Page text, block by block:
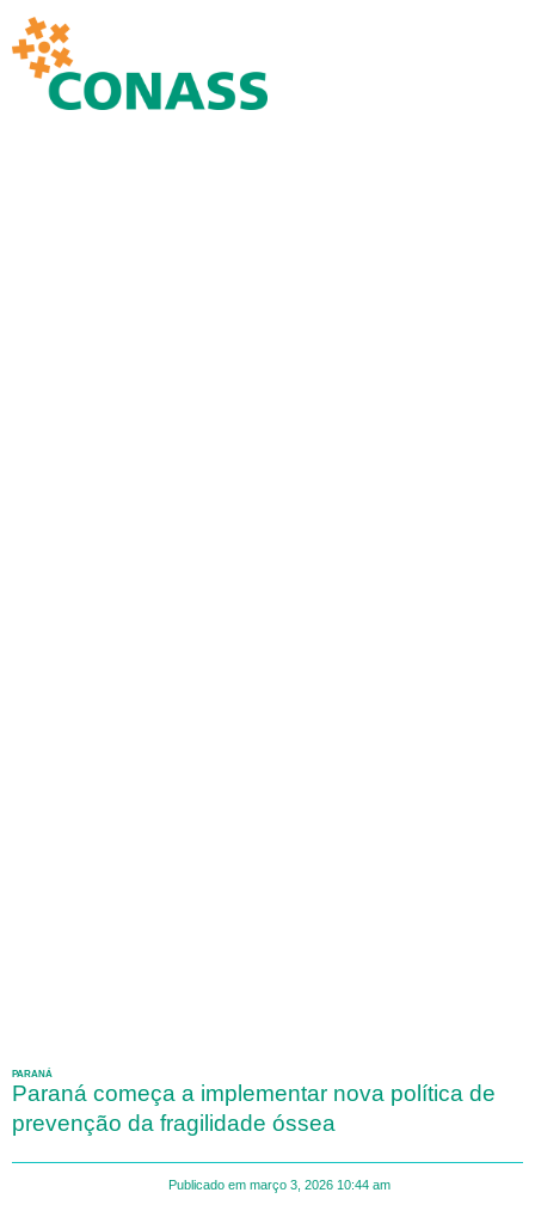
PARANÁ
Paraná começa a implementar nova política de
prevenção da fragilidade óssea
Publicado em março 3, 2026 10:44 am